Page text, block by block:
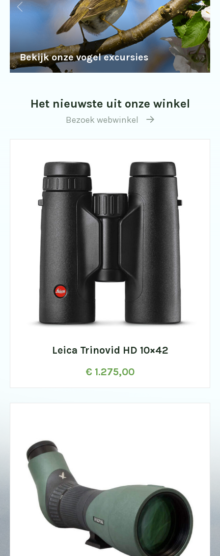
Bekijk onze vogel excursies
Het nieuwste uit onze winkel
Bezoek webwinkel
Leica Trinovid HD 10×42
€ 1.275,00